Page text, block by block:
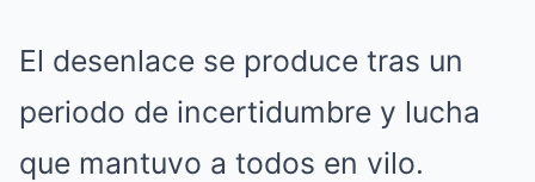
El desenlace se produce tras un
periodo de incertidumbre y lucha
que mantuvo a todos en vilo.